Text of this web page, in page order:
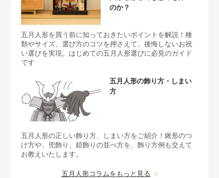
のか？
五月人形を買う前に知っておきたいポイントを解説！種
類やサイズ、選び方のコツを押さえて、後悔しないお祝
い選びを実現。はじめての五月人形選びに必見のガイド
です
五月人形の飾り方・しまい
方
五月人形の正しい飾り方、しまい方をご紹介！鍬形のつ
け方や、兜飾り、鎧飾りの並べ方を、飾り方例も交えて
お教えいたします。
五月人形コラムをもっと見る